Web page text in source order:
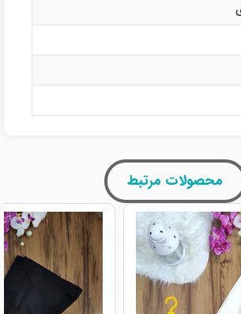
محصولات مرتبط